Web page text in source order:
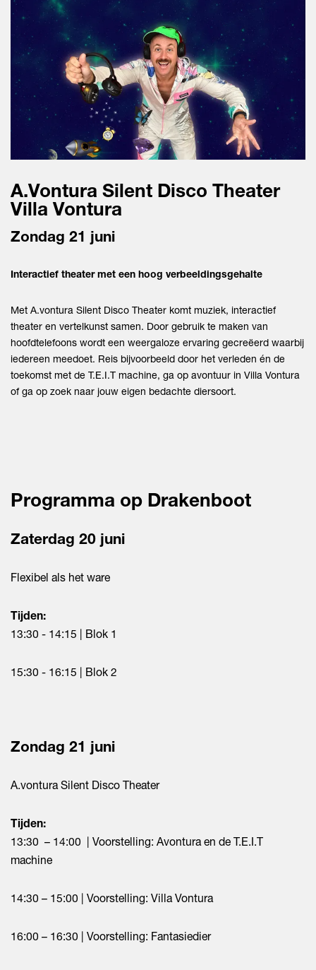
A.Vontura Silent Disco Theater
Villa Vontura
Zondag 21 juni
Interactief theater met een hoog verbeeldingsgehalte
Met A.vontura Silent Disco Theater komt muziek, interactief
theater en vertelkunst samen. Door gebruik te maken van
hoofdtelefoons wordt een weergaloze ervaring gecreëerd waarbij
iedereen meedoet. Reis bijvoorbeeld door het verleden én de
toekomst met de T.E.I.T machine, ga op avontuur in Villa Vontura
of ga op zoek naar jouw eigen bedachte diersoort.
Programma op Drakenboot
Zaterdag 20 juni
Flexibel als het ware
Tijden:
13:30 - 14:15 | Blok 1
15:30 - 16:15 | Blok 2
Zondag 21 juni
A.vontura Silent Disco Theater
Tijden:
13:30 – 14:00 | Voorstelling: Avontura en de T.E.I.T
machine
14:30 – 15:00 | Voorstelling: Villa Vontura
16:00 – 16:30 | Voorstelling: Fantasiedier